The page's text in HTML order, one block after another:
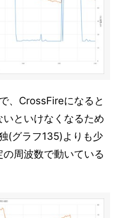
、CrossFireになると
といけなくなるため
(グラフ135)よりも少
周波数で動いている